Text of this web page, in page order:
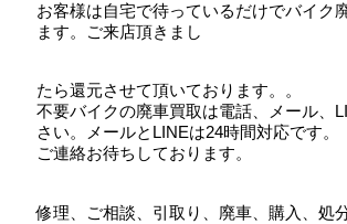
お客様は自宅で待っているだけでバイク
ます。ご来店頂きまし
たら還元させて頂いております。。
不要バイクの廃車買取は電話、メール、
さい。メールとLINEは24時間対応です。
ご連絡お待ちしております。
修理、ご相談、引取り、廃車、購入、処